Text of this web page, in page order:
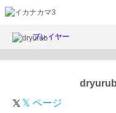
プレイヤー
dryurub
𝕏 ページ